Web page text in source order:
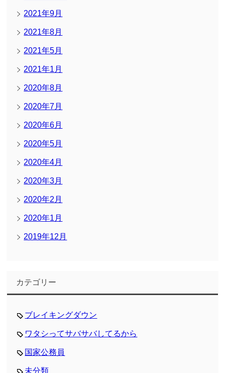
2021年9月
2021年8月
2021年5月
2021年1月
2020年8月
2020年7月
2020年6月
2020年5月
2020年4月
2020年3月
2020年2月
2020年1月
2019年12月
カテゴリー
ブレイキングダウン
ワタシってサバサバしてるから
国家公務員
未分類